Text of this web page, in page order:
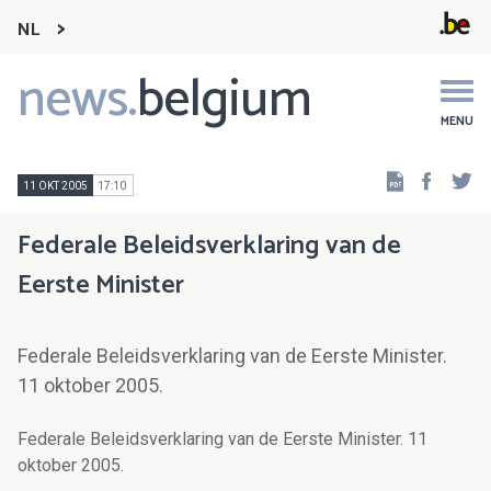
NL
news.belgium MENU
Main
navigation
11 OKT 2005 17:10
Federale Beleidsverklaring van de
Eerste Minister
Federale Beleidsverklaring van de Eerste Minister.
11 oktober 2005.
Federale Beleidsverklaring van de Eerste Minister. 11
oktober 2005.